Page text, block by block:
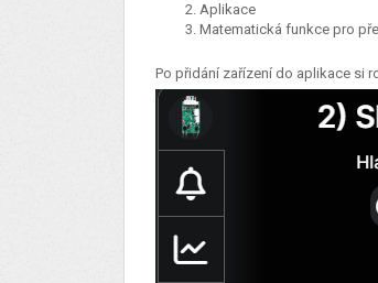
Aplikace
Matematická funkce pro
Po přidání zařízení do aplikace si